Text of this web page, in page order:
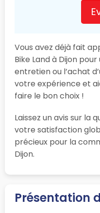
Vous avez déjà fait
Bike Land à Dijon
entretien ou l’achat
votre expérience et
faire le bon choix !
Laissez un avis sur la
votre satisfaction
précieux pour la
Dijon.
Présentation